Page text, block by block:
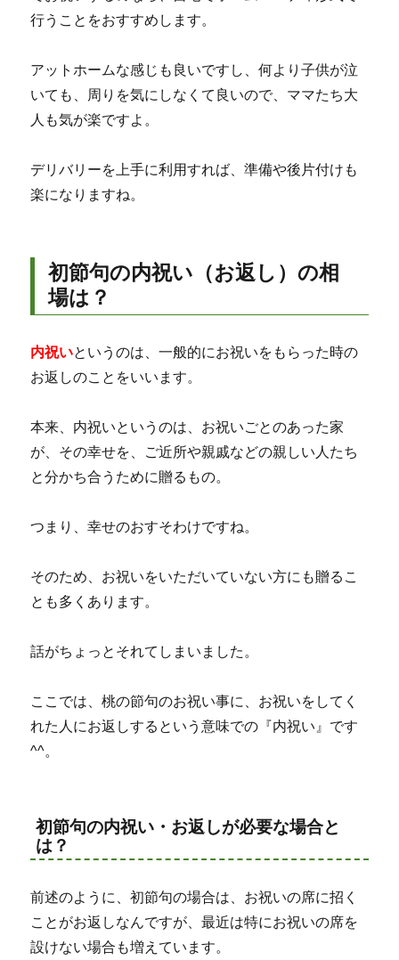
行うことをおすすめします。
アットホームな感じも良いですし、何より子供が泣
いても、周りを気にしなくて良いので、ママたち大
人も気が楽ですよ。
デリバリーを上手に利用すれば、準備や後片付けも
楽になりますね。
初節句の内祝い（お返し）の相
場は？
内祝いというのは、一般的にお祝いをもらった時の
お返しのことをいいます。
本来、内祝いというのは、お祝いごとのあった家
が、その幸せを、ご近所や親戚などの親しい人たち
と分かち合うために贈るもの。
つまり、幸せのおすそわけですね。
そのため、お祝いをいただいていない方にも贈るこ
とも多くあります。
話がちょっとそれてしまいました。
ここでは、桃の節句のお祝い事に、お祝いをしてく
れた人にお返しするという意味での『内祝い』です
^^。
初節句の内祝い・お返しが必要な場合と
は？
前述のように、初節句の場合は、お祝いの席に招く
ことがお返しなんですが、最近は特にお祝いの席を
設けない場合も増えています。